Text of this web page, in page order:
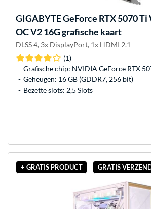
GIGABYTEGeForce RTX 5070
OC V2 16G grafische kaart
DLSS 4, 3x DisplayPort, 1x HDMI 2.1
(1)
Grafische chip: NVIDIA GeForce RTX
Geheugen: 16 GB (GDDR7, 256 bit)
Bezette slots: 2,5 Slots
+ GRATIS PRODUCT GRATIS